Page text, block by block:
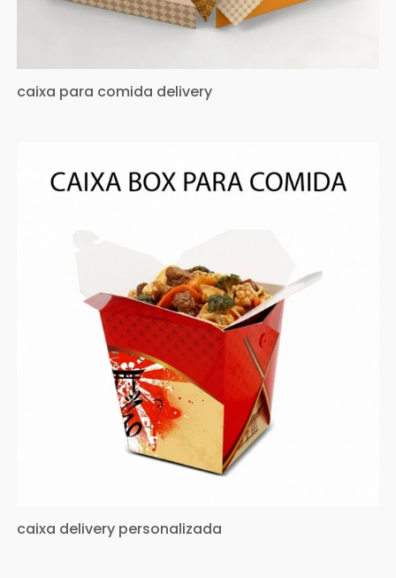
caixa para comida delivery
caixa delivery personalizada